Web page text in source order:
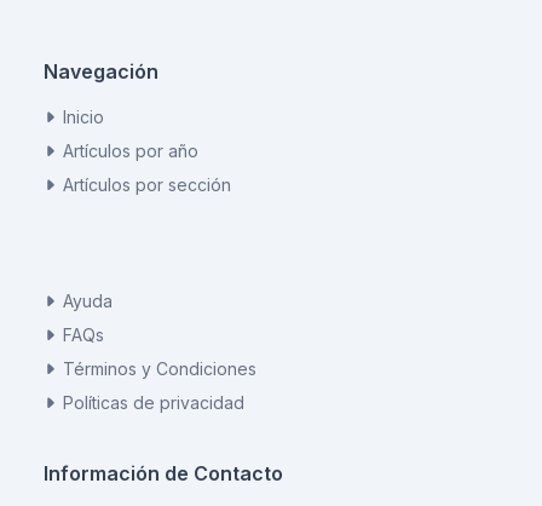
Navegación
Inicio
Artículos por año
Artículos por sección
Ayuda
FAQs
Términos y Condiciones
Políticas de privacidad
Información de Contacto